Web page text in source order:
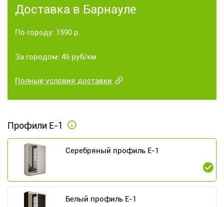
Доставка в Барнауле
По городу: 1590 р.
За городом: 45 руб/км
Полные условия доставки
Профили Е-1
Серебряный профиль E-1
Белый профиль E-1